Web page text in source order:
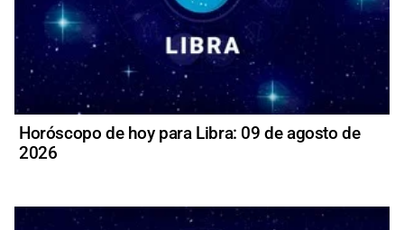
Horóscopo de hoy para Libra: 09 de agosto de
2026